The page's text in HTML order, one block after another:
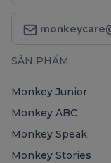
SẢN PHẨM
Monkey Junior
Monkey ABC
Monkey Speak
Monkey Stories